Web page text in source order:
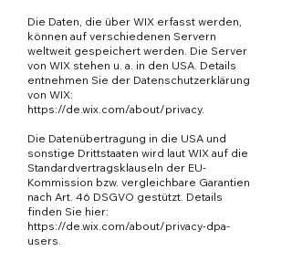
Die Daten, die über WIX erfasst werden,
können auf verschiedenen Servern
weltweit gespeichert werden. Die Server
von WIX stehen u. a. in den USA. Details
entnehmen Sie der Datenschutzerklärung
von WIX:
https://de.wix.com/about/privacy.
Die Datenübertragung in die USA und
sonstige Drittstaaten wird laut WIX auf die
Standardvertragsklauseln der EU-
Kommission bzw. vergleichbare Garantien
nach Art. 46 DSGVO gestützt. Details
finden Sie hier:
https://de.wix.com/about/privacy-dpa-
users.